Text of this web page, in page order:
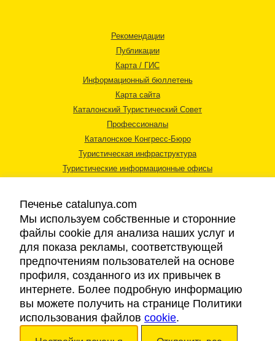
Рекомендации
Публикации
Карта / ГИС
Информационный бюллетень
Карта сайта
Каталонский Туристический Совет
Профессионалы
Каталонское Конгресс-Бюро
Туристическая инфраструктура
Туристические информационные офисы
Правовая информация
Cookies
Доступность
Печенье catalunya.com
Мы используем собственные и сторонние
файлы cookie для анализа наших услуг и
для показа рекламы, соответствующей
предпочтениям пользователей на основе
профиля, созданного из их привычек в
интернете. Более подробную информацию
вы можете получить на странице Политики
использования файлов cookie.